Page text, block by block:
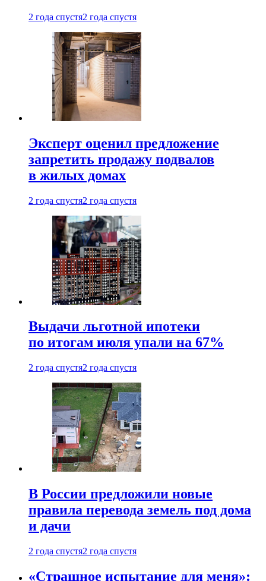
2 года спустя2 года спустя
Эксперт оценил предложение
запретить продажу подвалов
в жилых домах
2 года спустя2 года спустя
Выдачи льготной ипотеки
по итогам июля упали на 67%
2 года спустя2 года спустя
В России предложили новые
правила перевода земель под дома
и дачи
2 года спустя2 года спустя
«Страшное испытание для меня»: